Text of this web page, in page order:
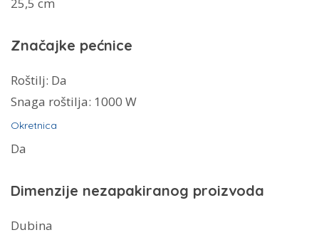
25,5 cm
Značajke pećnice
Roštilj: Da
Snaga roštilja: 1000 W
Okretnica
Da
Dimenzije nezapakiranog proizvoda
Dubina